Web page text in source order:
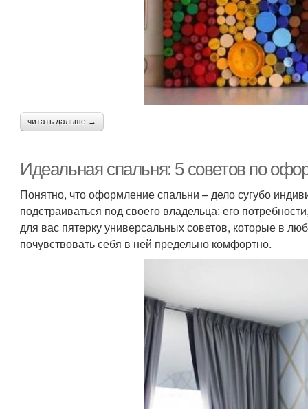
читать дальше →
Идеальная спальня: 5 советов по
Понятно, что оформление спальни – дело сугубо
подстраиваться под своего владельца: его
для вас пятерку универсальных советов, которые в
почувствовать себя в ней предельно комфортно.